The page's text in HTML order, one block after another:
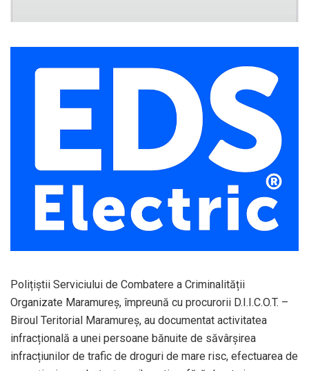
Polițiștii Serviciului de Combatere a Criminalității
Organizate Maramureș, împreună cu procurorii D.I.I.C.O.T. –
Biroul Teritorial Maramureș, au documentat activitatea
infracțională a unei persoane bănuite de săvârșirea
infracțiunilor de trafic de droguri de mare risc, efectuarea de